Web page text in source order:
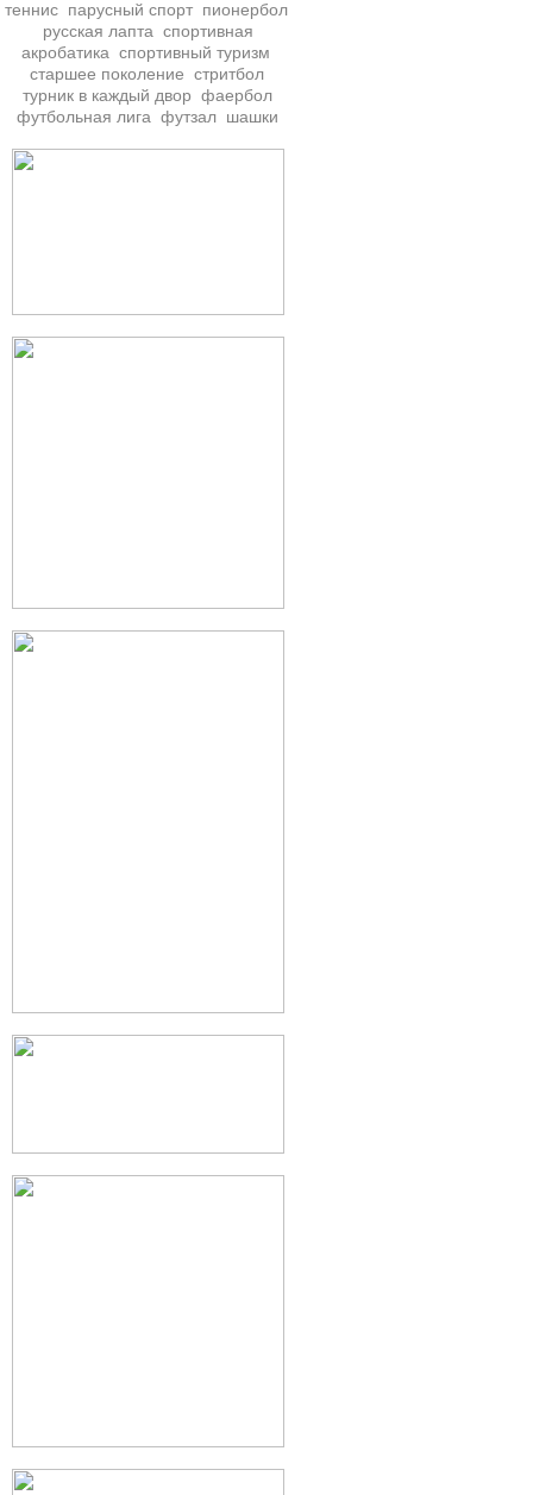
теннис парусный спорт пионербол
русская лапта спортивная
акробатика спортивный туризм
старшее поколение стритбол
турник в каждый двор фаербол
футбольная лига футзал шашки